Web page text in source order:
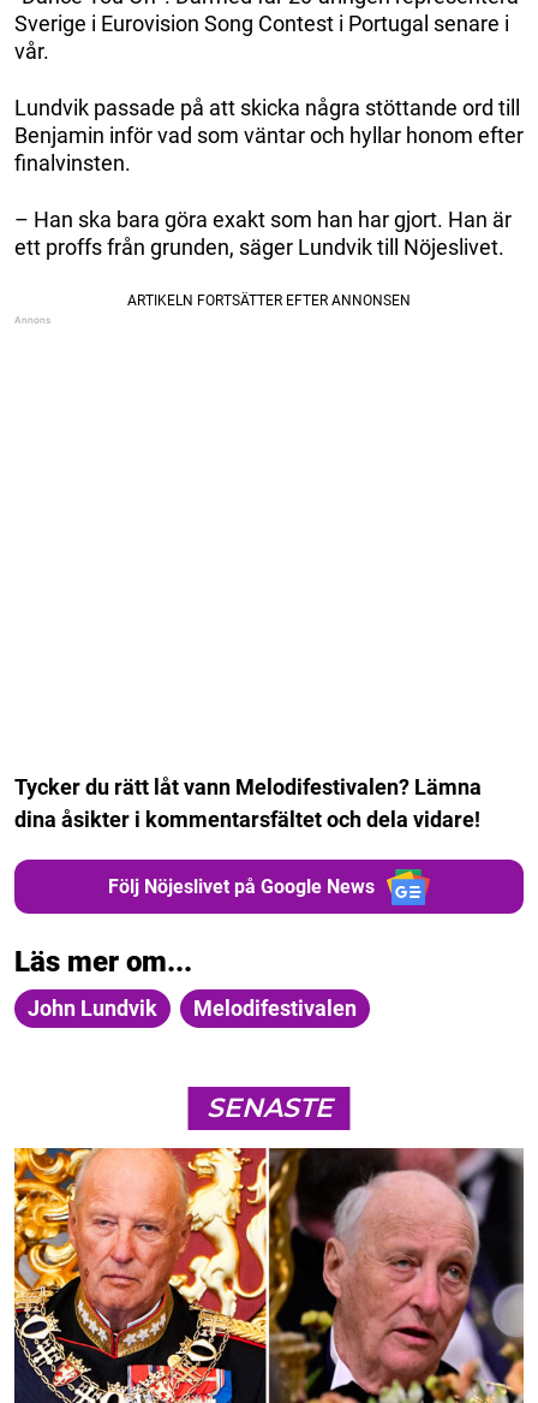
Sverige i Eurovision Song Contest i Portugal senare i
vår.
Lundvik passade på att skicka några stöttande ord till
Benjamin inför vad som väntar och hyllar honom efter
finalvinsten.
– Han ska bara göra exakt som han har gjort. Han är
ett proffs från grunden, säger Lundvik till Nöjeslivet.
Tycker du rätt låt vann Melodifestivalen? Lämna
dina åsikter i kommentarsfältet och dela vidare!
Följ Nöjeslivet på Google News
Läs mer om...
John Lundvik Melodifestivalen
SENASTE